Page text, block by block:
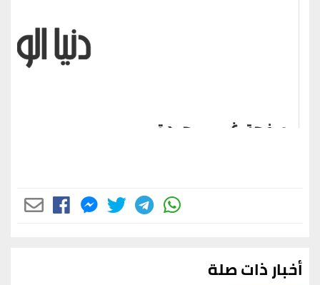
أخبار ذات صلة